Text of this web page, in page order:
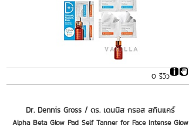
0 รีวิว
Dr. Dennis Gross / ดร. เดนนิส กรอส สกินแคร์
Alpha Beta Glow Pad Self Tanner for Face Intense Glow